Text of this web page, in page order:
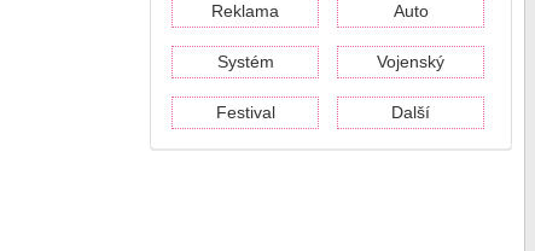
Reklama Auto
Systém Vojenský
Festival Další